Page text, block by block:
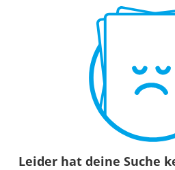
Leider hat deine Suche